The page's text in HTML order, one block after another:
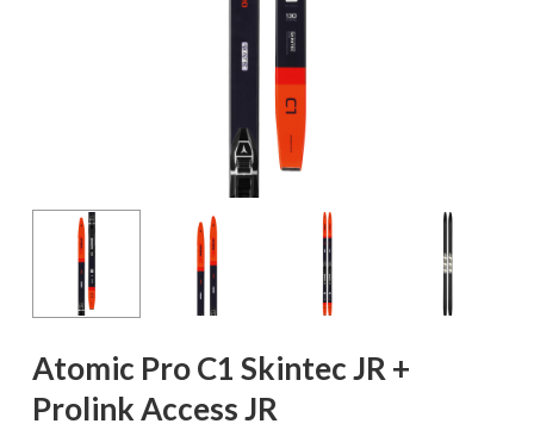
Atomic Pro C1 Skintec JR +
Prolink Access JR